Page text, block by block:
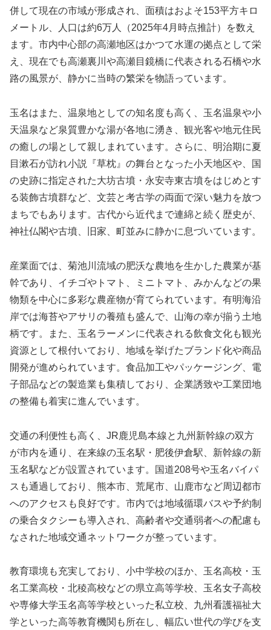
併して現在の市域が形成され、面積はおよそ153平方キロ
メートル、人口は約6万人（2025年4月時点推計）を数え
ます。市内中心部の高瀬地区はかつて水運の拠点として栄
え、現在でも高瀬裏川や高瀬目鏡橋に代表される石橋や水
路の風景が、静かに当時の繁栄を物語っています。
玉名はまた、温泉地としての知名度も高く、玉名温泉や小
天温泉など泉質豊かな湯が各地に湧き、観光客や地元住民
の癒しの場として親しまれています。さらに、明治期に夏
目漱石が訪れ小説『草枕』の舞台となった小天地区や、国
の史跡に指定された大坊古墳・永安寺東古墳をはじめとす
る装飾古墳群など、文芸と考古学の両面で深い魅力を放つ
まちでもあります。古代から近代まで連綿と続く歴史が、
神社仏閣や古墳、旧家、町並みに静かに息づいています。
産業面では、菊池川流域の肥沃な農地を生かした農業が基
幹であり、イチゴやトマト、ミニトマト、みかんなどの果
物類を中心に多彩な農産物が育てられています。有明海沿
岸では海苔やアサリの養殖も盛んで、山海の幸が揃う土地
柄です。また、玉名ラーメンに代表される飲食文化も観光
資源として根付いており、地域を挙げたブランド化や商品
開発が進められています。食品加工やパッケージング、電
子部品などの製造業も集積しており、企業誘致や工業団地
の整備も着実に進んでいます。
交通の利便性も高く、JR鹿児島本線と九州新幹線の双方
が市内を通り、在来線の玉名駅・肥後伊倉駅、新幹線の新
玉名駅などが設置されています。国道208号や玉名バイパ
スも通過しており、熊本市、荒尾市、山鹿市など周辺都市
へのアクセスも良好です。市内では地域循環バスや予約制
の乗合タクシーも導入され、高齢者や交通弱者への配慮も
なされた地域交通ネットワークが整っています。
教育環境も充実しており、小中学校のほか、玉名高校・玉
名工業高校・北稜高校などの県立高等学校、玉名女子高校
や専修大学玉名高等学校といった私立校、九州看護福祉大
学といった高等教育機関も所在し、幅広い世代の学びを支